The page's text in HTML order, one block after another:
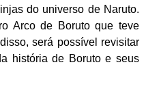
do universo de Naruto.
Arco de Boruto que teve
será possível revisitar
história de Boruto e seus